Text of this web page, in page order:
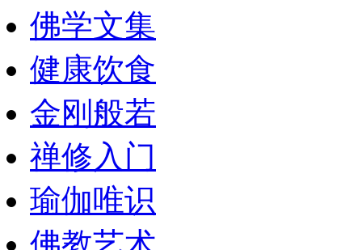
佛学文集
健康饮食
金刚般若
禅修入门
瑜伽唯识